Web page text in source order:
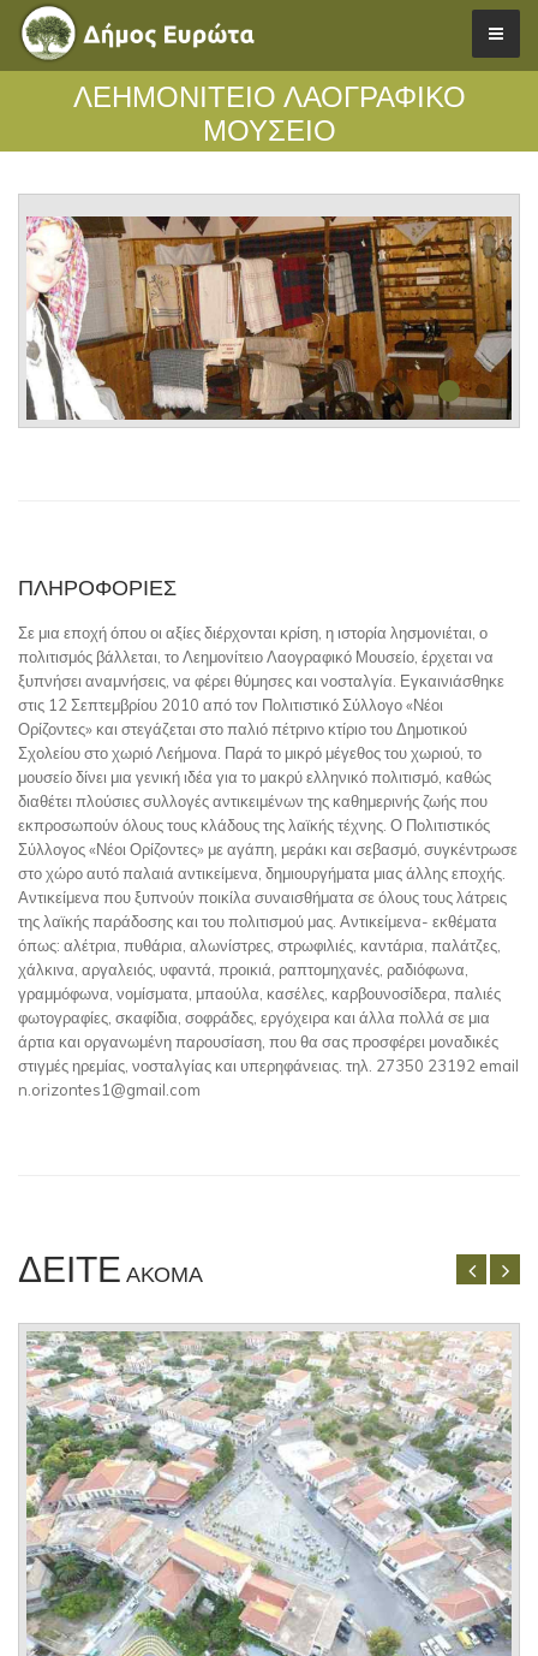
ΛΕΗΜΟΝΙΤΕΙΟ ΛΑΟΓΡΑΦΙΚΟ
ΜΟΥΣΕΙΟ
ΠΛΗΡΟΦΟΡΊΕΣ
Σε μια εποχή όπου οι αξίες διέρχονται κρίση, η ιστορία λησμονιέται, ο
πολιτισμός βάλλεται, το Λεημονίτειο Λαογραφικό Μουσείο, έρχεται να
ξυπνήσει αναμνήσεις, να φέρει θύμησες και νοσταλγία. Εγκαινιάσθηκε
στις 12 Σεπτεμβρίου 2010 από τον Πολιτιστικό Σύλλογο «Νέοι
Ορίζοντες» και στεγάζεται στο παλιό πέτρινο κτίριο του Δημοτικού
Σχολείου στο χωριό Λεήμονα. Παρά το μικρό μέγεθος του χωριού, το
μουσείο δίνει μια γενική ιδέα για το μακρύ ελληνικό πολιτισμό, καθώς
διαθέτει πλούσιες συλλογές αντικειμένων της καθημερινής ζωής που
εκπροσωπούν όλους τους κλάδους της λαϊκής τέχνης. Ο Πολιτιστικός
Σύλλογος «Νέοι Ορίζοντες» με αγάπη, μεράκι και σεβασμό, συγκέντρωσε
στο χώρο αυτό παλαιά αντικείμενα, δημιουργήματα μιας άλλης εποχής.
Αντικείμενα που ξυπνούν ποικίλα συναισθήματα σε όλους τους λάτρεις
της λαϊκής παράδοσης και του πολιτισμού μας. Αντικείμενα- εκθέματα
όπως: αλέτρια, πυθάρια, αλωνίστρες, στρωφιλιές, καντάρια, παλάτζες,
χάλκινα, αργαλειός, υφαντά, προικιά, ραπτομηχανές, ραδιόφωνα,
γραμμόφωνα, νομίσματα, μπαούλα, κασέλες, καρβουνοσίδερα, παλιές
φωτογραφίες, σκαφίδια, σοφράδες, εργόχειρα και άλλα πολλά σε μια
άρτια και οργανωμένη παρουσίαση, που θα σας προσφέρει μοναδικές
στιγμές ηρεμίας, νοσταλγίας και υπερηφάνειας. τηλ. 27350 23192 email
n.orizontes1@gmail.com
ΔΕΊΤΕΑΚΌΜΑ